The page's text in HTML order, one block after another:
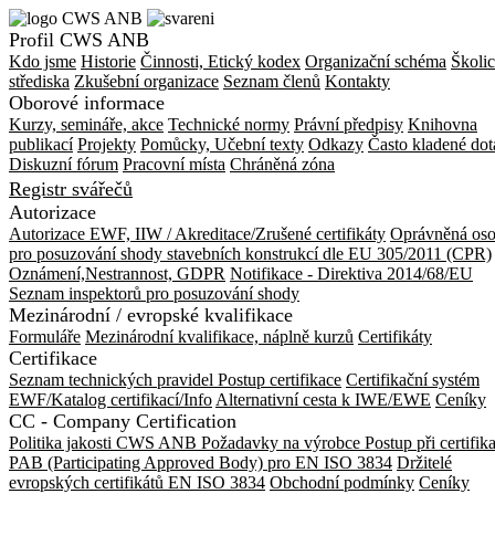
Profil CWS ANB
Kdo jsme Historie Činnosti, Etický kodex Organizační schéma
střediska Zkušební organizace Seznam členů Kontakty
Oborové informace
Kurzy, semináře, akce Technické normy Právní předpisy Knihovna
publikací Projekty Pomůcky, Učební texty Odkazy Často kladené
Diskuzní fórum Pracovní místa Chráněná zóna
Registr svářečů
Autorizace
Autorizace EWF, IIW / Akreditace/Zrušené certifikáty Oprávněná
pro posuzování shody stavebních konstrukcí dle EU 305/2011 (CPR)
Oznámení,Nestrannost, GDPR Notifikace - Direktiva 2014/68/EU
Seznam inspektorů pro posuzování shody
Mezinárodní / evropské kvalifikace
Formuláře Mezinárodní kvalifikace, náplně kurzů Certifikáty
Certifikace
Seznam technických pravidel Postup certifikace Certifikační systém
EWF/Katalog certifikací/Info Alternativní cesta k IWE/EWE Ceníky
CC - Company Certification
Politika jakosti CWS ANB Požadavky na výrobce Postup při
PAB (Participating Approved Body) pro EN ISO 3834 Držitelé
evropských certifikátů EN ISO 3834 Obchodní podmínky Ceníky